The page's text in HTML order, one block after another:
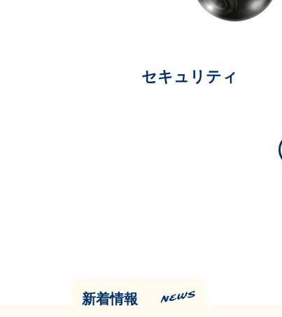
セキュリティ
新着情報